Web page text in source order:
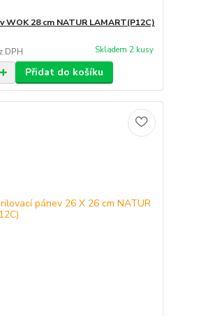
WOK 28 cm NATUR LAMART(P12C)
DPH Skladem 2 kusy
Přidat do košíku